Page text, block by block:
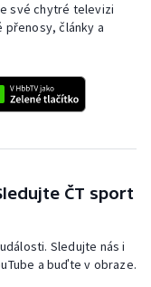
své chytré televizi
přenosy, články a
ČT sport
Sledujte nás i
a buďte v obraze.